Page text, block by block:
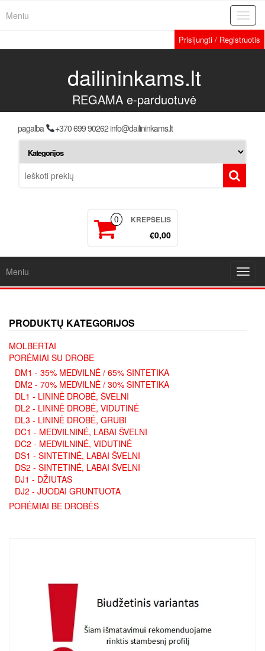
Meniu
Prisijungti / Registruotis
dailininkams.lt
REGAMA e-parduotuvė
pagalba +370 699 90262 info@dailininkams.lt
0 KREPŠELIS
€0,00
Meniu
PRODUKTŲ KATEGORIJOS
MOLBERTAI
PORĖMIAI SU DROBE
DM1 - 35% MEDVILNĖ / 65% SINTETIKA
DM2 - 70% MEDVILNĖ / 30% SINTETIKA
DL1 - LININĖ DROBĖ, ŠVELNI
DL2 - LININĖ DROBĖ, VIDUTINĖ
DL3 - LININĖ DROBĖ, GRUBI
DC1 - MEDVILNINĖ, LABAI ŠVELNI
DC2 - MEDVILNINĖ, VIDUTINĖ
DS1 - SINTETINĖ, LABAI ŠVELNI
DS2 - SINTETINĖ, LABAI ŠVELNI
DJ1 - DŽIUTAS
DJ2 - JUODAI GRUNTUOTA
PORĖMIAI BE DROBĖS